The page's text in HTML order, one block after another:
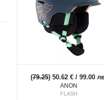
(79.25) 50.62 € / 99.00
ANON
FLASH